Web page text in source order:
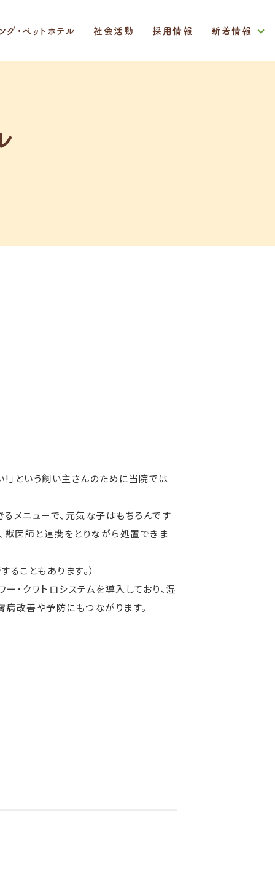
グ・ペットホテル 社会活動 採用情報 新着情報
!」という飼い主さんのために当院では
メニューで、元気な子はもちろんです
獣医師と連携をとりながら処置できま
こともあります。）
ー・クワトロシステムを導入しており、湿
改善や予防にもつながります。